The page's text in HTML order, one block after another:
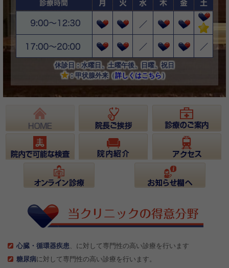
休診日：水曜日、土曜午後、日曜、祝日
★：甲状腺外来（詳しくはこちら）
心臓・循環器疾患 、に対して専門性の高い診療を行います
糖尿病に対して専門性の高い診療を行います。